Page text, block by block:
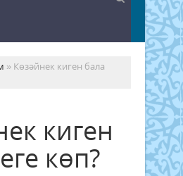
» Көзәйнек киген бала
киген
көп?